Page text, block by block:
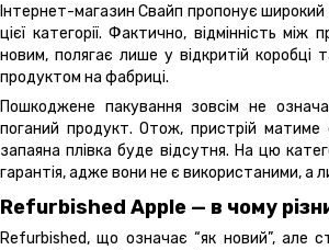
Інтернет-магазин Свайп пропонує
цієї категорії. Фактично, відмінність
новим, полягає лише у відкритій коробці
продуктом на фабриці.
Пошкоджене пакування зовсім не
поганий продукт. Отож, пристрій матиме
запаяна плівка буде відсутня. На цю
гарантія, адже вони не є використаними, а
Refurbished Apple — в чому
Refurbished, що означає “як новий”, але